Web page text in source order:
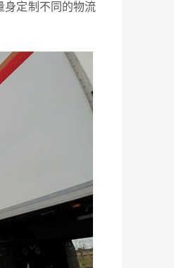
身定制不同的物流